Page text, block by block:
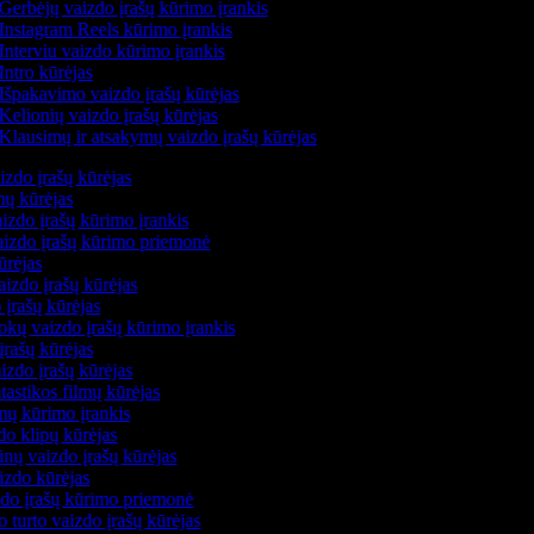
vaizdo įrašų kūrimo įrankis
Reels kūrimo įrankis
vaizdo kūrimo įrankis
kūrėjas
vaizdo įrašų kūrėjas
vaizdo įrašų kūrėjas
ir atsakymų vaizdo įrašų kūrėjas
įrašų kūrėjas
kūrėjas
įrašų kūrimo įrankis
įrašų kūrimo priemonė
įrašų kūrėjas
įrašų kūrėjas
vaizdo įrašų kūrimo įrankis
kūrėjas
įrašų kūrėjas
filmų kūrėjas
kūrimo įrankis
klipų kūrėjas
vaizdo įrašų kūrėjas
kūrėjas
įrašų kūrimo priemonė
turto vaizdo įrašų kūrėjas